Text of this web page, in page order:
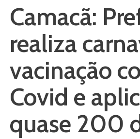
Camacã:
realiza
vacinação
Covid e
quase 200